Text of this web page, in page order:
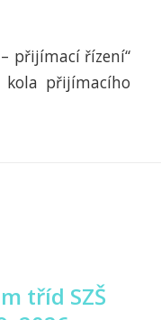
přijímací řízení“
kola přijímacího
tříd SZŠ